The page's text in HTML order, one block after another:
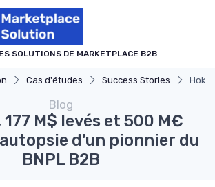
SOLUTIONS DE MARKETPLACE B2B
Cas d'études Success Stories
Blog
177 M$ levés et 500 M€
d'un pionnier du
BNPL B2B
des cookies